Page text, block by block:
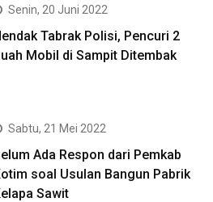
Senin, 20 Juni 2022
Tabrak Polisi, Pencuri 2
Mobil di Sampit Ditembak
Sabtu, 21 Mei 2022
Ada Respon dari Pemkab
soal Usulan Bangun Pabrik
Sawit